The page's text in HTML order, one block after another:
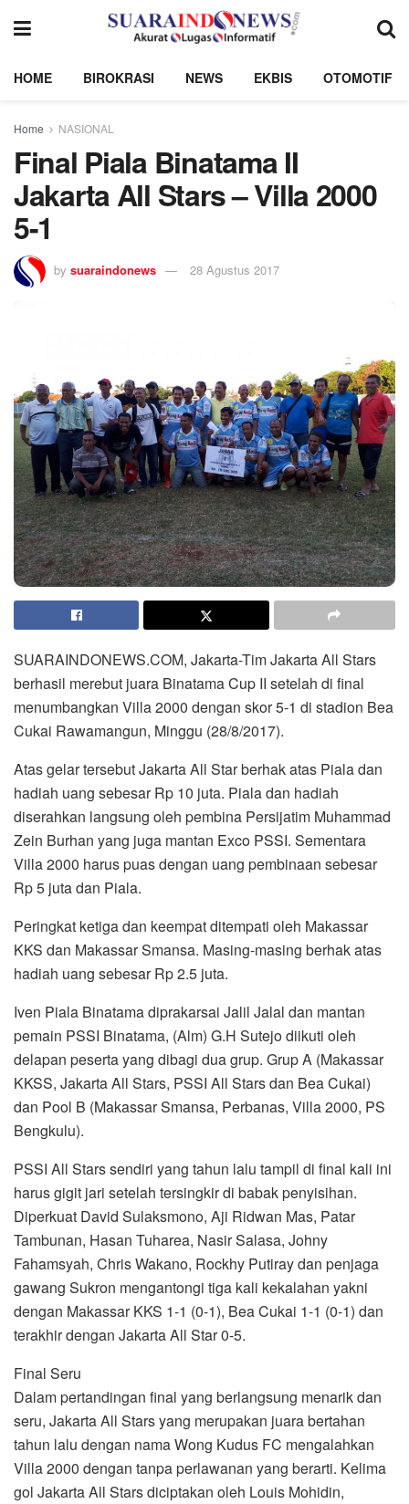
HOME BIROKRASI NEWS EKBIS OTOMOTIF
Home NASIONAL
Final Piala Binatama II
Jakarta All Stars – Villa 2000
5-1
by suaraindonews 28 Agustus 2017
SUARAINDONEWS.COM, Jakarta-Tim Jakarta All Stars
berhasil merebut juara Binatama Cup II setelah di final
menumbangkan Villa 2000 dengan skor 5-1 di stadion Bea
Cukai Rawamangun, Minggu (28/8/2017).
Atas gelar tersebut Jakarta All Star berhak atas Piala dan
hadiah uang sebesar Rp 10 juta. Piala dan hadiah
diserahkan langsung oleh pembina Persijatim Muhammad
Zein Burhan yang juga mantan Exco PSSI. Sementara
Villa 2000 harus puas dengan uang pembinaan sebesar
Rp 5 juta dan Piala.
Peringkat ketiga dan keempat ditempati oleh Makassar
KKS dan Makassar Smansa. Masing-masing berhak atas
hadiah uang sebesar Rp 2.5 juta.
Iven Piala Binatama diprakarsai Jalil Jalal dan mantan
pemain PSSI Binatama, (Alm) G.H Sutejo diikuti oleh
delapan peserta yang dibagi dua grup. Grup A (Makassar
KKSS, Jakarta All Stars, PSSI All Stars dan Bea Cukai)
dan Pool B (Makassar Smansa, Perbanas, Villa 2000, PS
Bengkulu).
PSSI All Stars sendiri yang tahun lalu tampil di final kali ini
harus gigit jari setelah tersingkir di babak penyisihan.
Diperkuat David Sulaksmono, Aji Ridwan Mas, Patar
Tambunan, Hasan Tuharea, Nasir Salasa, Johny
Fahamsyah, Chris Wakano, Rockhy Putiray dan penjaga
gawang Sukron mengantongi tiga kali kekalahan yakni
dengan Makassar KKS 1-1 (0-1), Bea Cukai 1-1 (0-1) dan
terakhir dengan Jakarta All Star 0-5.
Final Seru
Dalam pertandingan final yang berlangsung menarik dan
seru, Jakarta All Stars yang merupakan juara bertahan
tahun lalu dengan nama Wong Kudus FC mengalahkan
Villa 2000 dengan tanpa perlawanan yang berarti. Kelima
gol Jakarta All Stars diciptakan oleh Louis Mohidin,